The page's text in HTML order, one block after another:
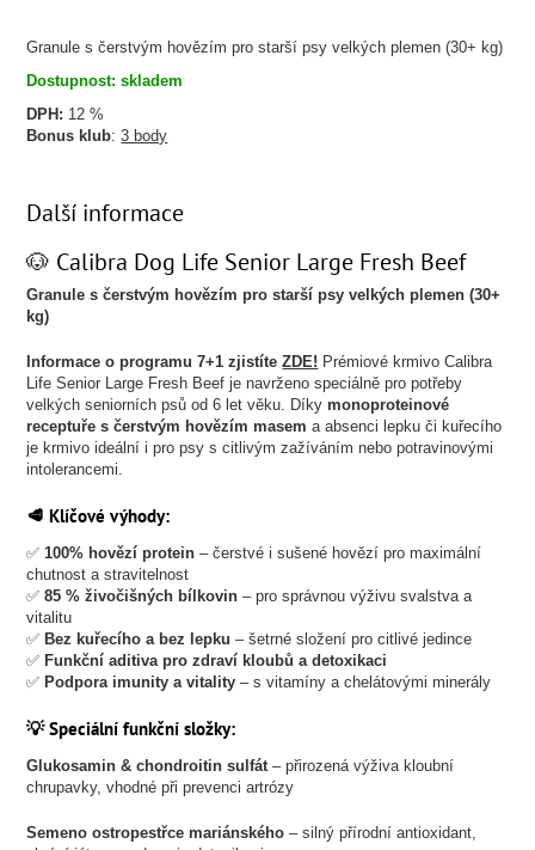
Granule s čerstvým hovězím pro starší psy velkých plemen (30+ kg)
Dostupnost: skladem
DPH: 12 %
Bonus klub:3 body
Další informace
🐶 Calibra Dog Life Senior Large Fresh Beef
Granule s čerstvým hovězím pro starší psy velkých plemen (30+
kg)
Informace o programu 7+1 zjistíteZDE! Prémiové krmivo Calibra
Life Senior Large Fresh Beef je navrženo speciálně pro potřeby
velkých seniorních psů od 6 let věku. Díkymonoproteinové
receptuře s čerstvým hovězím masem a absenci lepku či kuřecího
je krmivo ideální i pro psy s citlivým zažíváním nebo potravinovými
intolerancemi.
🥩 Klíčové výhody:
✅100% hovězí protein – čerstvé i sušené hovězí pro maximální
chutnost a stravitelnost
✅85 % živočišných bílkovin – pro správnou výživu svalstva a
vitalitu
✅ Bez kuřecího a bez lepku – šetrné složení pro citlivé jedince
✅ Funkční aditiva pro zdraví kloubů a detoxikaci
✅ Podpora imunity a vitality – s vitamíny a chelátovými minerály
💡 Speciální funkční složky:
Glukosamin & chondroitin sulfát– přirozená výživa kloubní
chrupavky, vhodné při prevenci artrózy
Semeno ostropestřce mariánského – silný přírodní antioxidant,